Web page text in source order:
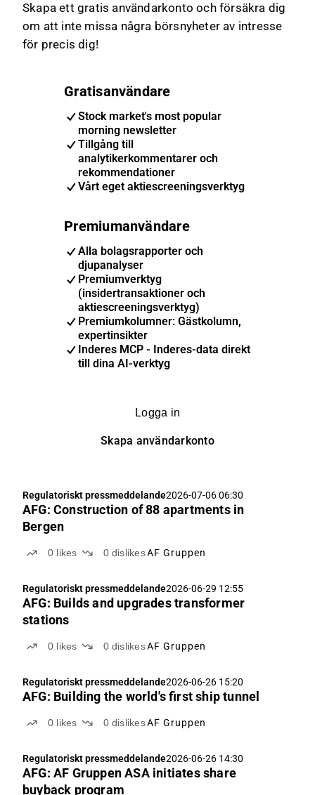
Skapa ett gratis användarkonto och försäkra dig
om att inte missa några börsnyheter av intresse
för precis dig!
Gratisanvändare
Stock market's most popular
morning newsletter
Tillgång till
analytikerkommentarer och
rekommendationer
Vårt eget aktiescreeningsverktyg
Premiumanvändare
Alla bolagsrapporter och
djupanalyser
Premiumverktyg
(insidertransaktioner och
aktiescreeningsverktyg)
Premiumkolumner: Gästkolumn,
expertinsikter
Inderes MCP - Inderes-data direkt
till dina AI-verktyg
Logga in
Skapa användarkonto
Regulatoriskt pressmeddelande2026-07-06 06:30
AFG: Construction of 88 apartments in
Bergen
0 likes 0 dislikesAF Gruppen
Regulatoriskt pressmeddelande2026-06-29 12:55
AFG: Builds and upgrades transformer
stations
0 likes 0 dislikesAF Gruppen
Regulatoriskt pressmeddelande2026-06-26 15:20
AFG: Building the world's first ship tunnel
0 likes 0 dislikesAF Gruppen
Regulatoriskt pressmeddelande2026-06-26 14:30
AFG: AF Gruppen ASA initiates share
buyback program